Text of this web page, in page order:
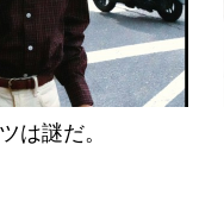
は謎だ。